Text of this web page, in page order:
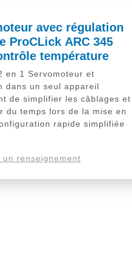
avec régulation
ProCLick ARC 345
température
en 1 Servomoteur et
dans un seul appareil
de simplifier les câblages et
du temps lors de la mise en
rapide simplifiée
un renseignement